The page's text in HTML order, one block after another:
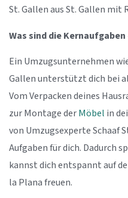
St. Gallen aus St. Gallen mit
Was sind die
Ein Umzugsunternehmen
Gallen unterstützt dich bei
Vom Verpacken deines
zur Montage derMöbel in
von Umzugsexperte Schaaf
Aufgaben für dich. Dadurch
kannst dich entspannt auf
la Plana freuen.